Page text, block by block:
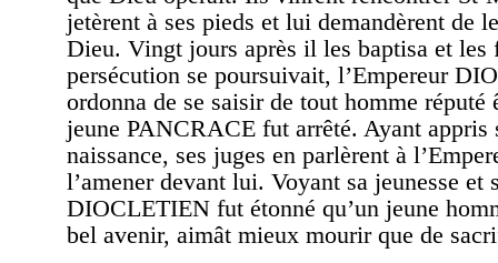
jetèrent à ses pieds et lui demandèrent de
Dieu. Vingt jours après il les baptisa et les
persécution se poursuivait, l’Empereur
ordonna de se saisir de tout homme réputé
jeune PANCRACE fut arrêté. Ayant appris
naissance, ses juges en parlèrent à
l’amener devant lui. Voyant sa jeunesse et
DIOCLETIEN fut étonné qu’un jeune
bel avenir, aimât mieux mourir que de